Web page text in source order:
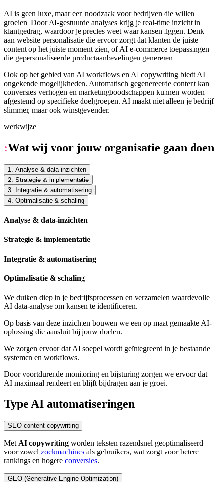
AI is geen luxe, maar een noodzaak voor bedrijven die willen
groeien. Door AI-gestuurde analyses krijg je real-time inzicht in
klantgedrag, waardoor je precies weet waar kansen liggen. Denk
aan website personalisatie die ervoor zorgt dat klanten de juiste
content op het juiste moment zien, of AI e-commerce toepassingen
die gepersonaliseerde productaanbevelingen genereren.
Ook op het gebied van AI workflows en AI copywriting biedt AI
ongekende mogelijkheden. Automatisch gegenereerde content kan
conversies verhogen en marketingboodschappen kunnen worden
afgestemd op specifieke doelgroepen. AI maakt niet alleen je bedrijf
slimmer, maar ook winstgevender.
werkwijze
:Wat wij voor jouw organisatie gaan doen
1. Analyse & data-inzichten
2. Strategie & implementatie
3. Integratie & automatisering
4. Optimalisatie & schaling
Analyse & data-inzichten
Strategie & implementatie
Integratie & automatisering
Optimalisatie & schaling
We duiken diep in je bedrijfsprocessen en verzamelen waardevolle
AI data-analyse om kansen te identificeren.
Op basis van deze inzichten bouwen we een op maat gemaakte AI-
oplossing die aansluit bij jouw doelen.
We zorgen ervoor dat AI soepel wordt geïntegreerd in je bestaande
systemen en workflows.
Door voortdurende monitoring en bijsturing zorgen we ervoor dat
AI maximaal rendeert en blijft bijdragen aan je groei.
Type AI automatiseringen
SEO content copywriting
Met AI copywriting worden teksten razendsnel geoptimaliseerd
voor zowel zoekmachines als gebruikers, wat zorgt voor betere
rankings en hogere conversies.
GEO (Generative Engine Optimization)